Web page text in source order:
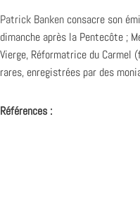
Patrick Banken consacre son
dimanche après la Pentecôte ;
Vierge, Réformatrice du Carmel
rares, enregistrées par des
Références :